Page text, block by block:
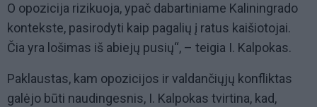
O opozicija rizikuoja, ypač dabartiniame Kaliningrado
kontekste, pasirodyti kaip pagalių į ratus kaišiotojai.
Čia yra lošimas iš abiejų pusių“, – teigia I. Kalpokas.
Paklaustas, kam opozicijos ir valdančiųjų konfliktas
galėjo būti naudingesnis, I. Kalpokas tvirtina, kad,